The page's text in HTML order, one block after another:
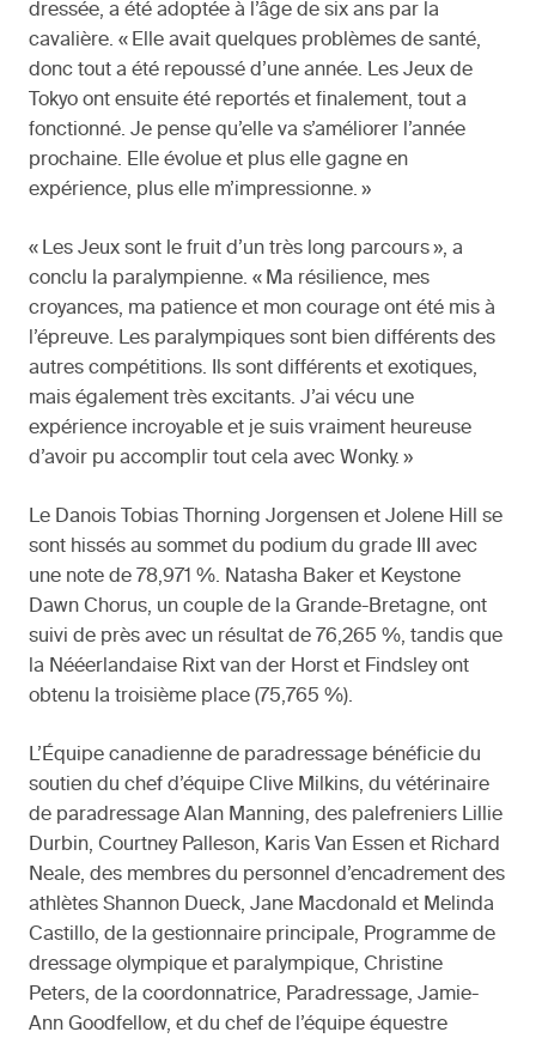
dressée, a été adoptée à l’âge de six ans par la
cavalière. « Elle avait quelques problèmes de santé,
donc tout a été repoussé d’une année. Les Jeux de
Tokyo ont ensuite été reportés et finalement, tout a
fonctionné. Je pense qu’elle va s’améliorer l’année
prochaine. Elle évolue et plus elle gagne en
expérience, plus elle m’impressionne. »
« Les Jeux sont le fruit d’un très long parcours », a
conclu la paralympienne. « Ma résilience, mes
croyances, ma patience et mon courage ont été mis à
l’épreuve. Les paralympiques sont bien différents des
autres compétitions. Ils sont différents et exotiques,
mais également très excitants. J’ai vécu une
expérience incroyable et je suis vraiment heureuse
d’avoir pu accomplir tout cela avec Wonky. »
Le Danois Tobias Thorning Jorgensen et Jolene Hill se
sont hissés au sommet du podium du grade III avec
une note de 78,971 %. Natasha Baker et Keystone
Dawn Chorus, un couple de la Grande-Bretagne, ont
suivi de près avec un résultat de 76,265 %, tandis que
la Nééerlandaise Rixt van der Horst et Findsley ont
obtenu la troisième place (75,765 %).
L’Équipe canadienne de paradressage bénéficie du
soutien du chef d’équipe Clive Milkins, du vétérinaire
de paradressage Alan Manning, des palefreniers Lillie
Durbin, Courtney Palleson, Karis Van Essen et Richard
Neale, des membres du personnel d’encadrement des
athlètes Shannon Dueck, Jane Macdonald et Melinda
Castillo, de la gestionnaire principale, Programme de
dressage olympique et paralympique, Christine
Peters, de la coordonnatrice, Paradressage, Jamie-
Ann Goodfellow, et du chef de l’équipe équestre